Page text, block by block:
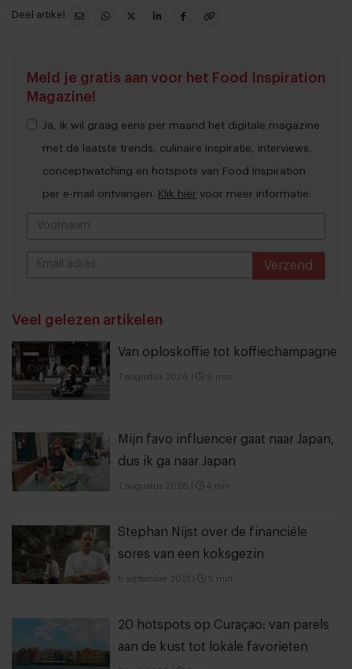
Deel artikel
Meld je gratis aan voor het Food Inspiration
Magazine!
Ja, ik wil graag eens per maand het digitale magazine
met de laatste trends, culinaire inspiratie, interviews,
conceptwatching en hotspots van Food Inspiration
per e-mail ontvangen. Klik hier voor meer informatie.
Verzend
Veel gelezen artikelen
Van oploskoffie tot koffiechampagne
7 augustus 2026 6 min
Mijn favo influencer gaat naar Japan,
dus ik ga naar Japan
7 augustus 2026 4 min
Stephan Nijst over de financiële
sores van een koksgezin
5 september 2021 5 min
20 hotspots op Curaçao: van parels
aan de kust tot lokale favorieten